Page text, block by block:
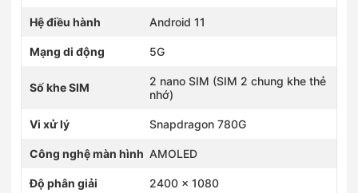
Hệ điều hành Android 11
Mạng di động 5G
Số khe SIM
2 nano SIM (SIM 2 chung khe thẻ
nhớ)
Vi xử lý Snapdragon 780G
Công nghệ màn hình AMOLED
Độ phân giải 2400 x 1080